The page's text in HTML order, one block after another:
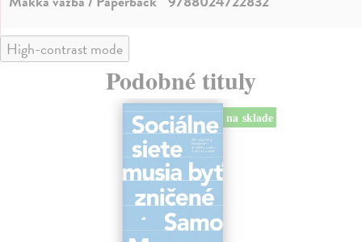
High-contrast mode
Podobné tituly
na sklade